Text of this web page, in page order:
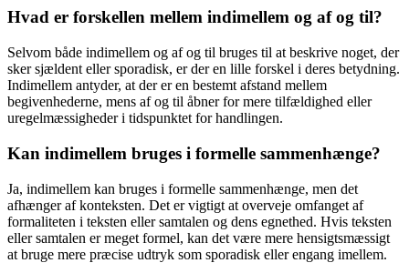
Hvad er forskellen mellem indimellem og af og til?
Selvom både indimellem og af og til bruges til at beskrive noget, der
sker sjældent eller sporadisk, er der en lille forskel i deres betydning.
Indimellem antyder, at der er en bestemt afstand mellem
begivenhederne, mens af og til åbner for mere tilfældighed eller
uregelmæssigheder i tidspunktet for handlingen.
Kan indimellem bruges i formelle sammenhænge?
Ja, indimellem kan bruges i formelle sammenhænge, men det
afhænger af konteksten. Det er vigtigt at overveje omfanget af
formaliteten i teksten eller samtalen og dens egnethed. Hvis teksten
eller samtalen er meget formel, kan det være mere hensigtsmæssigt
at bruge mere præcise udtryk som sporadisk eller engang imellem.